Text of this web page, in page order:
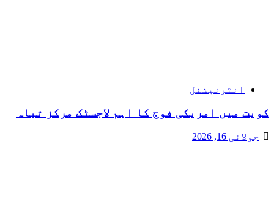
انٹرنیشنل
کویت میں امریکی فوج کا اہم لاجسٹک مرکز تباہ
جولائی 16, 2026